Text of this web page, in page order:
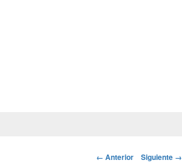
Navegador
← Anterior Siguiente →